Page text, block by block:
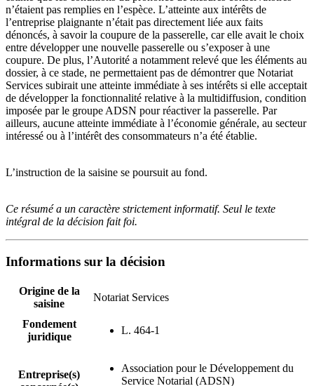
n’étaient pas remplies en l’espèce. L’atteinte aux intérêts de
l’entreprise plaignante n’était pas directement liée aux faits
dénoncés, à savoir la coupure de la passerelle, car elle avait le choix
entre développer une nouvelle passerelle ou s’exposer à une
coupure. De plus, l’Autorité a notamment relevé que les éléments au
dossier, à ce stade, ne permettaient pas de démontrer que Notariat
Services subirait une atteinte immédiate à ses intérêts si elle acceptait
de développer la fonctionnalité relative à la multidiffusion, condition
imposée par le groupe ADSN pour réactiver la passerelle. Par
ailleurs, aucune atteinte immédiate à l’économie générale, au secteur
intéressé ou à l’intérêt des consommateurs n’a été établie.
L’instruction de la saisine se poursuit au fond.
Ce résumé a un caractère strictement informatif. Seul le texte
intégral de la décision fait foi.
Informations sur la décision
Origine de la
saisine
Notariat Services
Fondement
juridique
L. 464-1
Entreprise(s)
Association pour le Développement du
Service Notarial (ADSN)